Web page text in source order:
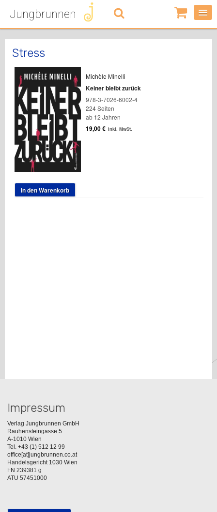
Jungbrunnen
0
Artikel
-
Stress
Michèle Minelli
Keiner bleibt zurück
978-3-7026-6002-4
224 Seiten
ab 12 Jahren
19,00€ inkl. MwSt.
In den Warenkorb
Impressum
Verlag Jungbrunnen GmbH
Rauhensteingasse 5
A-1010 Wien
Tel. +43 (1) 512 12 99
office[at]jungbrunnen.co.at
Handelsgericht 1030 Wien
FN 239381 g
ATU 57451000